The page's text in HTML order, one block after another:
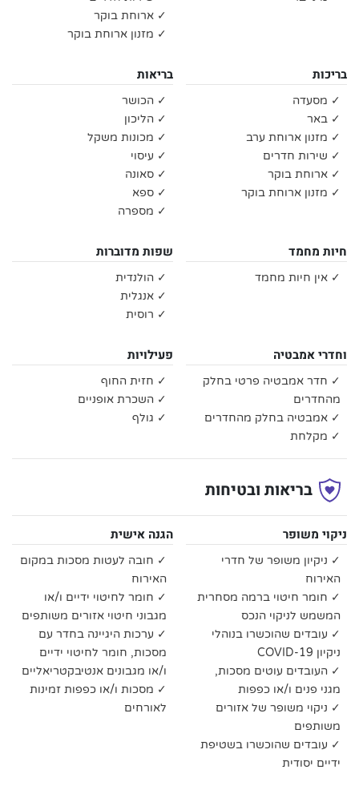
✓ ארוחת בוקר
✓ מזנון ארוחת בוקר
בריכות
✓ מסעדה
✓ באר
✓ מזנון ארוחת ערב
✓ שירות חדרים
✓ ארוחת בוקר
✓ מזנון ארוחת בוקר
בריאות
✓ הכושר
✓ הליכון
✓ מכונות משקל
✓ עיסוי
✓ סאונה
✓ ספא
✓ מספרה
חיות מחמד
✓ אין חיות מחמד
שפות מדוברות
✓ הולנדית
✓ אנגלית
✓ רוסית
וחדרי אמבטיה
✓ חדר אמבטיה פרטי בחלק
מהחדרים
✓ אמבטיה בחלק מהחדרים
✓ מקלחת
פעילויות
✓ חזית החוף
✓ השכרת אופניים
✓ גולף
בריאות ובטיחות
ניקוי משופר
✓ ניקיון משופר של חדרי
האירוח
✓ חומר חיטוי ברמה מסחרית
המשמש לניקוי הנכס
✓ עובדים שהוכשרו בנוהלי
ניקיון COVID-19
✓ העובדים עוטים מסכות,
מגני פנים ו/או כפפות
✓ ניקוי משופר של אזורים
משותפים
✓ עובדים שהוכשרו בשטיפת
ידיים יסודית
הגנה אישית
✓ חובה לעטות מסכות במקום
האירוח
✓ חומר לחיטוי ידיים ו/או
מגבוני חיטוי אזורים משותפים
✓ ערכות היגיינה בחדר עם
מסכות, חומר לחיטוי ידיים
ו/או מגבונים אנטיבקטריאליים
✓ מסכות ו/או כפפות זמינות
לאורחים